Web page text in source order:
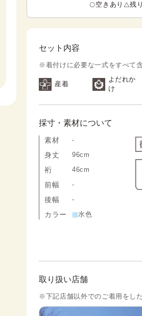
空きあり 残
セット内容
※着付けに必要な一式をすべて含
産着
よだれか
け
採寸・素材について
素材 -
身丈 96cm
裄 46cm
前幅 -
後幅 -
カラー 水色
取り扱い店舗
※下記店舗以外でのご着用をし